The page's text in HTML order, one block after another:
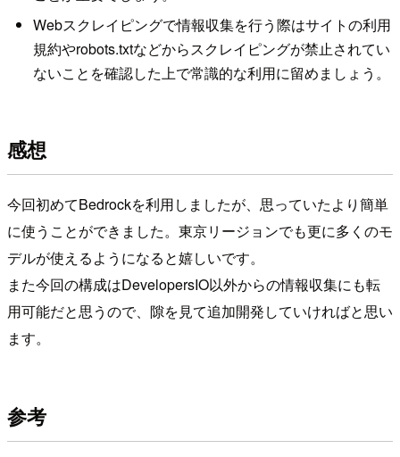
Webスクレイピングで情報収集を行う際はサイトの利用
規約やrobots.txtなどからスクレイピングが禁止されてい
ないことを確認した上で常識的な利用に留めましょう。
感想
今回初めてBedrockを利用しましたが、思っていたより簡単
に使うことができました。東京リージョンでも更に多くのモ
デルが使えるようになると嬉しいです。
また今回の構成はDevelopersIO以外からの情報収集にも転
用可能だと思うので、隙を見て追加開発していければと思い
ます。
参考